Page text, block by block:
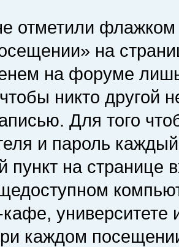
отметили флажком
на
на форуме
никто другой
Для того
и пароль
пункт на
университете
каждом